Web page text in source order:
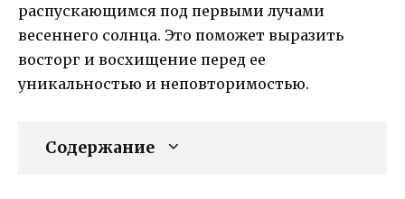
распускающимся под первыми лучами
весеннего солнца. Это поможет выразить
восторг и восхищение перед ее
уникальностью и неповторимостью.
Содержание